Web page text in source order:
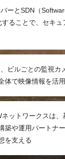
ーとSDN（
ることで、セキュ
ビルごとの監視カ
体で映像情報を活用
ットワークスは
築や運用パートナ
を支える